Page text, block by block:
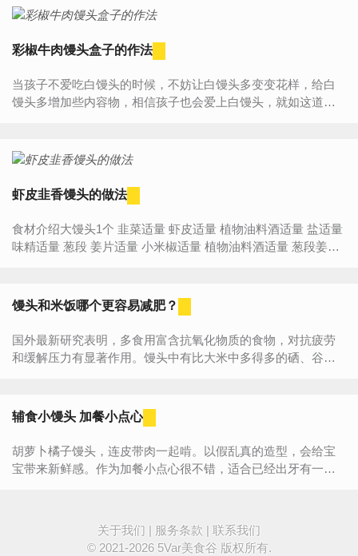
彩椒牛肉馒头盒子的作法
当孩子不爱吃白馒头的时候，不妨让白馒头多变变花样，给白
馒头多增加些内容物，相信孩子也会爱上白馒头，就如这道彩
虾皮韭香馒头的做法
食材介绍大馒头1个 韭菜适量 虾皮适量 植物油料酒适量 盐适量
味精适量 葱段 姜片适量 小米椒适量 植物油料酒适量 葱段姜片
馒头和米饭哪个更容易减肥？
国外最新研究表明，多食用富含抗氧化物质的食物，对抗疲劳
和缓解压力有显著作用。馒头中有比大米中多得多的硒、谷胱
辅食小馒头 加餐小点心
胡萝卜橘子馒头，连皮带肉一起啃。以假乱真的造型，会给宝
宝带来新鲜感。作为加餐小点心很不错，适合已经出牙有一定
关于我们 | 服务条款 | 联系我们
© 2021-2026 5Var美食谷 版权所有.